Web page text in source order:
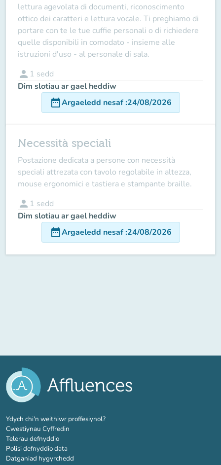
lettura agevolata di documenti, riconoscimento
ottico dei caratteri e lettura vocale. Ti preghiamo di
portare con te le tue cuffie personali o di richiedere
quelle disponibili in comodato - insieme alle
istruzioni d'uso - al personale di sala.
person 1 sedd
Dim slotiau ar gael heddiw
date_rangeArgaeledd nesaf:24/08/2026
Necessità speciali
Postazione dedicata a persone con necessità
speciali attrezata con tavolo regolabile in altezza,
mouse ergonomici e tastiera e stampante braille.
person 1 sedd
Dim slotiau ar gael heddiw
date_rangeArgaeledd nesaf:24/08/2026
Ydych chi'n weithiwr proffesiynol?(tab newydd)
Cwestiynau Cyffredin
Telerau defnyddio
Polisi defnyddio data
Datganiad hygyrchedd